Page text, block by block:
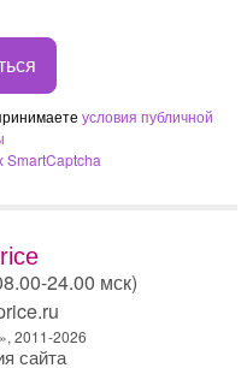
условия публичной
SmartCaptcha
24.00 мск)
2011-2026
сайта